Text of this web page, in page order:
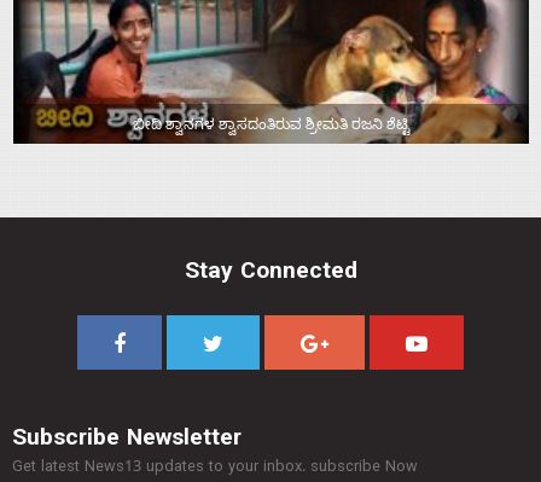
ಬೀದಿ ಶ್ವಾನಗಳ ಶ್ವಾಸದಂತಿರುವ ಶ್ರೀಮತಿ ರಜನಿ ಶೆಟ್ಟಿ
Stay Connected
Subscribe Newsletter
Get latest News13 updates to your inbox. subscribe Now